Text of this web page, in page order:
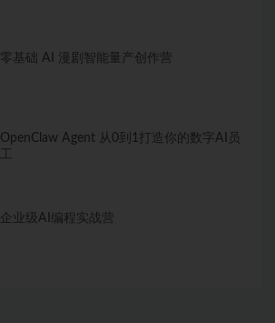
零基础 AI 漫剧智能量产创作营
OpenClaw Agent 从0到1打造你的数字AI员
工
企业级AI编程实战营